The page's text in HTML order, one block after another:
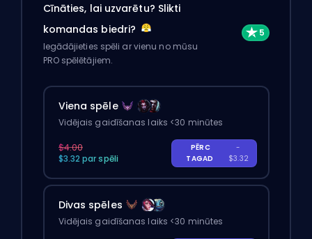
Cīnāties, lai uzvarētu? Slikti
komandas biedri?
Iegādājieties spēli ar vienu no mūsu
PRO spēlētājiem.
Viena spēle
Vidējais gaidīšanas laiks <30 minūtes
$4.00
$3.32 par spēli
PĒRC
TAGAD
-
$3.32
Divas spēles
Vidējais gaidīšanas laiks <30 minūtes